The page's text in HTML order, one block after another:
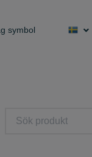
symbol